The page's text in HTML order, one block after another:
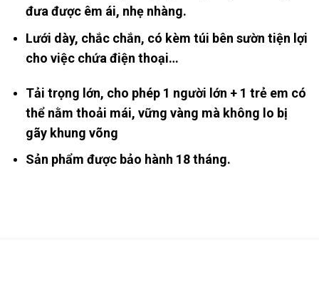
đưa được êm ái, nhẹ nhàng.
Lưới dày, chắc chắn, có kèm túi bên sườn tiện lợi
cho việc chứa điện thoại…
Tải trọng lớn, cho phép 1 người lớn + 1 trẻ em có
thể nằm thoải mái, vững vàng mà không lo bị
gãy khung võng
Sản phẩm được bảo hành 18 tháng.